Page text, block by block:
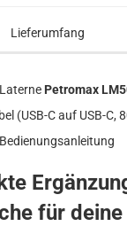
Lieferumfang
Petromax
(USB-C auf USB-C,
für